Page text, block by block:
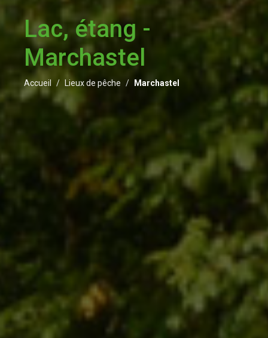
Lac, étang -
Marchastel
Accueil Lieux de pêche Marchastel